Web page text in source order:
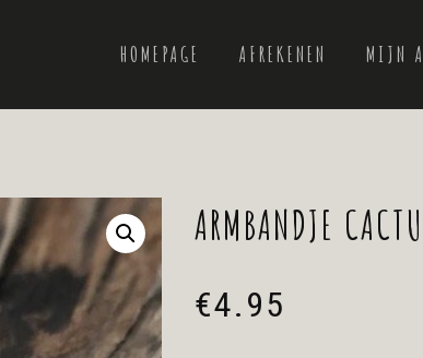
HOMEPAGE AFREKENEN MIJN
ARMBANDJE
€4.95